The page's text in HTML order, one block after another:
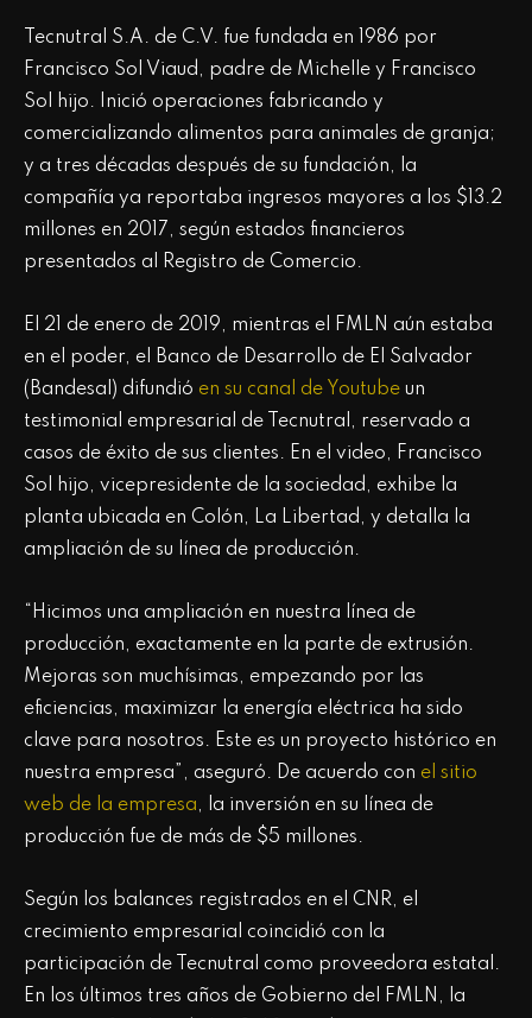
Tecnutral S.A. de C.V. fue fundada en 1986 por
Francisco Sol Viaud, padre de Michelle y Francisco
Sol hijo. Inició operaciones fabricando y
comercializando alimentos para animales de granja;
y a tres décadas después de su fundación, la
compañía ya reportaba ingresos mayores a los $13.2
millones en 2017, según estados financieros
presentados al Registro de Comercio.
El 21 de enero de 2019, mientras el FMLN aún estaba
en el poder, el Banco de Desarrollo de El Salvador
(Bandesal) difundió en su canal de Youtube un
testimonial empresarial de Tecnutral, reservado a
casos de éxito de sus clientes. En el video, Francisco
Sol hijo, vicepresidente de la sociedad, exhibe la
planta ubicada en Colón, La Libertad, y detalla la
ampliación de su línea de producción.
“Hicimos una ampliación en nuestra línea de
producción, exactamente en la parte de extrusión.
Mejoras son muchísimas, empezando por las
eficiencias, maximizar la energía eléctrica ha sido
clave para nosotros. Este es un proyecto histórico en
nuestra empresa”, aseguró. De acuerdo con el sitio
web de la empresa, la inversión en su línea de
producción fue de más de $5 millones.
Según los balances registrados en el CNR, el
crecimiento empresarial coincidió con la
participación de Tecnutral como proveedora estatal.
En los últimos tres años de Gobierno del FMLN, la